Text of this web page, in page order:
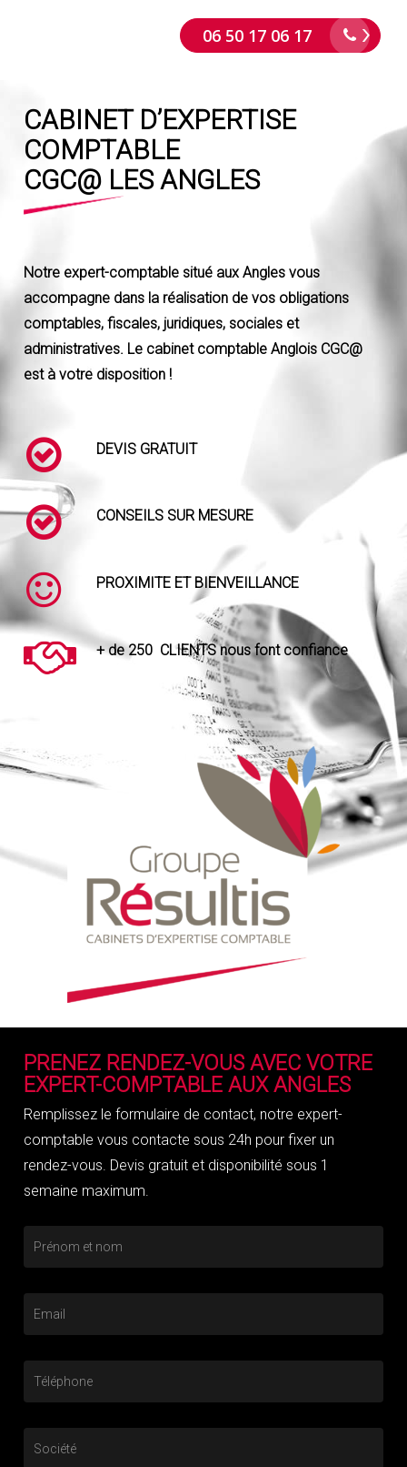
06 50 17 06 17
CABINET D’EXPERTISE
COMPTABLE
CGC@ LES ANGLES
Notre expert-comptable situé aux Angles vous
accompagne dans la réalisation de vos obligations
comptables, fiscales, juridiques, sociales et
administratives. Le cabinet comptable Anglois CGC@
est à votre disposition !
DEVIS GRATUIT
CONSEILS SUR MESURE
PROXIMITE ET BIENVEILLANCE
+ de 250 CLIENTS nous font confiance
PRENEZ RENDEZ-VOUS AVEC VOTRE
EXPERT-COMPTABLE AUX ANGLES
Remplissez le formulaire de contact, notre expert-
comptable vous contacte sous 24h pour fixer un
rendez-vous. Devis gratuit et disponibilité sous 1
semaine maximum.